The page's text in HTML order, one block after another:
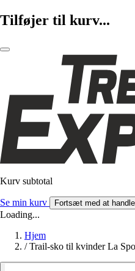
Tilføjer til kurv...
Kurv subtotal
Se min kurv Fortsæt med at handle
Loading...
Hjem
/ Trail-sko til kvinder La